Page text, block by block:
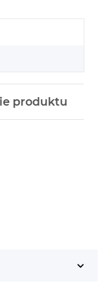
produktu